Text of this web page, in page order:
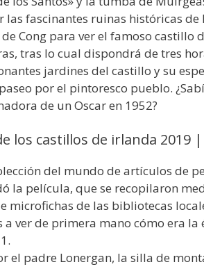
las fascinantes ruinas históricas
Cong para ver el famoso castillo
tras lo cual dispondrá de tres
jardines del castillo y su
por el pintoresco pueblo.
de un Oscar en 1952?
los castillos de irlanda 2019
del mundo de artículos de
la película, que se recopilaron
microfichas de las bibliotecas
ver de primera mano cómo era la
el padre Lonergan, la silla de